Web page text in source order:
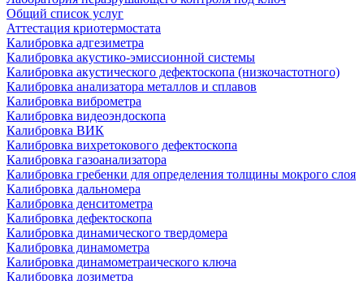
Общий список услуг
Аттестация криотермостата
Калибровка адгезиметра
Калибровка акустико-эмиссионной системы
Калибровка акустического дефектоскопа (низкочастотного)
Калибровка анализатора металлов и сплавов
Калибровка виброметра
Калибровка видеоэндоскопа
Калибровка ВИК
Калибровка вихретокового дефектоскопа
Калибровка газоанализатора
Калибровка гребенки для определения толщины мокрого слоя
Калибровка дальномера
Калибровка денситометра
Калибровка дефектоскопа
Калибровка динамического твердомера
Калибровка динамометра
Калибровка динамометраического ключа
Калибровка дозиметра